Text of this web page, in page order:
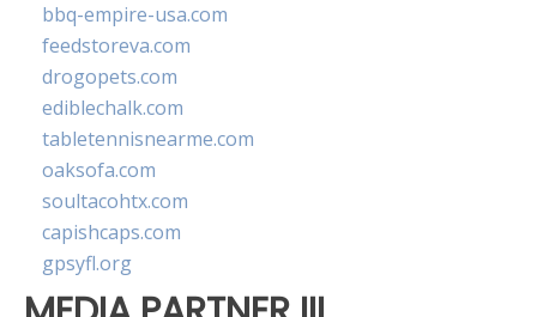
bbq-empire-usa.com
feedstoreva.com
drogopets.com
ediblechalk.com
tabletennisnearme.com
oaksofa.com
soultacohtx.com
capishcaps.com
gpsyfl.org